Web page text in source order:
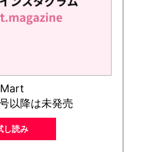
Mart
以降は未発売
し読み